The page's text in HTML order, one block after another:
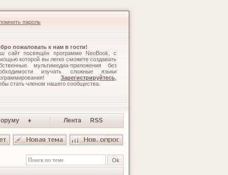
пароль
пожаловать к нам в гости!
сайт посвящён программе NeoBook, с
которой вы легко сможете создавать
мультимедиа-приложения без
изучать сложные языки
Зарегистрируйтесь
стать членом нашего сообщества.
♦ Лента RSS